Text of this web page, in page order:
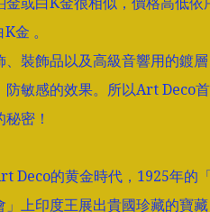
金 。
、裝飾品以及高級音響用的鍍
防敏感的效果。所以Art Deco
密！
Deco的黄金時代，1925年的
」上印度王展出貴國珍藏的寶